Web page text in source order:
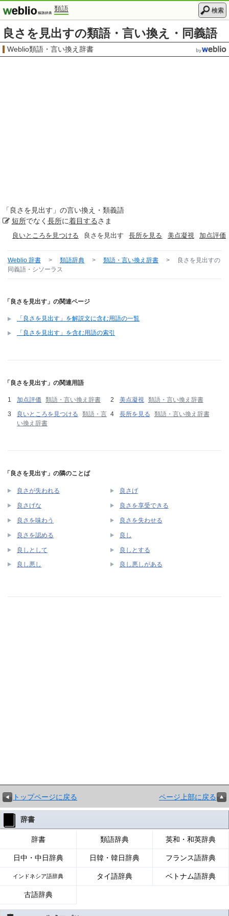
類語 検索
良さを見出すの類語・言い換え・同義語
Weblio類語・言い換え辞書
「 良さを見出す 」の言い換え・類義語
短所でなく 長所に着目するさま
良いところを見つける 良さを見出す 長所を見る 美点凝視 加点評価
Weblio 辞書 > 類語辞典 > 類語・言い換え辞書 > 良さを見出すの
同義語・シソーラス
「良さを見出す」の関連ページ
「良さを見出す」を解説文に含む用語の一覧
「良さを見出す」を含む用語の索引
「良さを見出す」の関連用語
加点評価 類語・言い換え辞書 美点凝視 類語・言い換え辞書
良いところを見つける
類語・言
い換え辞書
長所を見る 類語・言い換え辞書
「良さを見出す」の隣のことば
良さが失われる 良さげ
良さげな 良さを享受できる
良さを味わう 良さを失わせる
良さを認める 良し
良しとして 良しとする
良し悪し 良し悪しがある
トップページに戻る ページ上部に戻る
辞書
辞書 類語辞典 英和・和英辞典
日中・中日辞典 日韓・韓日辞典 フランス語辞典
インドネシア語辞典 タイ語辞典 ベトナム語辞典
古語辞典